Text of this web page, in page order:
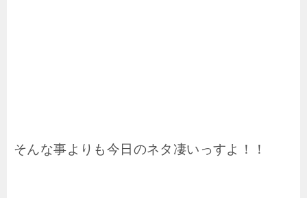
そんな事よりも今日のネタ凄いっすよ！！